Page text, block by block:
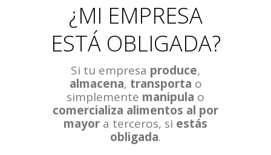
¿MI EMPRESA
ESTÁ OBLIGADA?
Si tu empresa produce,
almacena, transporta o
simplemente manipula o
comercializa alimentos al por
mayor a terceros, si estás
obligada.